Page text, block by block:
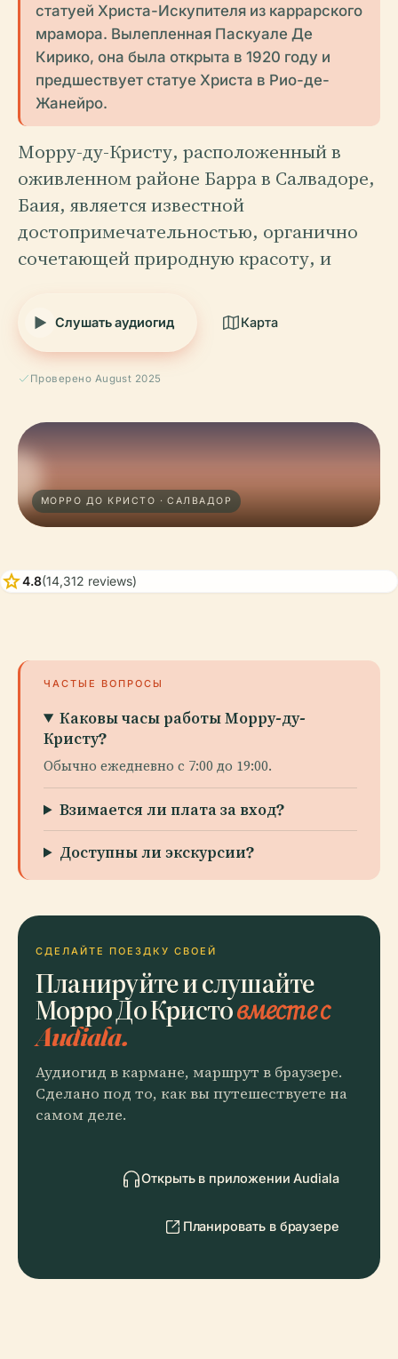
статуей Христа-Искупителя из каррарского
мрамора. Вылепленная Паскуале Де
Кирико, она была открыта в 1920 году и
предшествует статуе Христа в Рио-де-
Жанейро.
Морру-ду-Кристу, расположенный в
оживленном районе Барра в Салвадоре,
Баия, является известной
достопримечательностью, органично
сочетающей природную красоту, и
Слушать аудиогид Карта
Проверено August 2025
МОРРО ДО КРИСТО · САЛВАДОР
star4.8(14,312 reviews)
ЧАСТЫЕ ВОПРОСЫ
Каковы часы работы Морру-ду-
Кристу?
Обычно ежедневно с 7:00 до 19:00.
Взимается ли плата за вход?
Доступны ли экскурсии?
СДЕЛАЙТЕ ПОЕЗДКУ СВОЕЙ
Планируйте и слушайте
Морро До Кристовместе с
Audiala.
Аудиогид в кармане, маршрут в браузере.
Сделано под то, как вы путешествуете на
самом деле.
Открыть в приложении Audiala
Планировать в браузере